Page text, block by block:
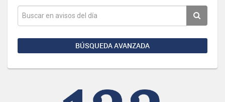
BÚSQUEDA AVANZADA